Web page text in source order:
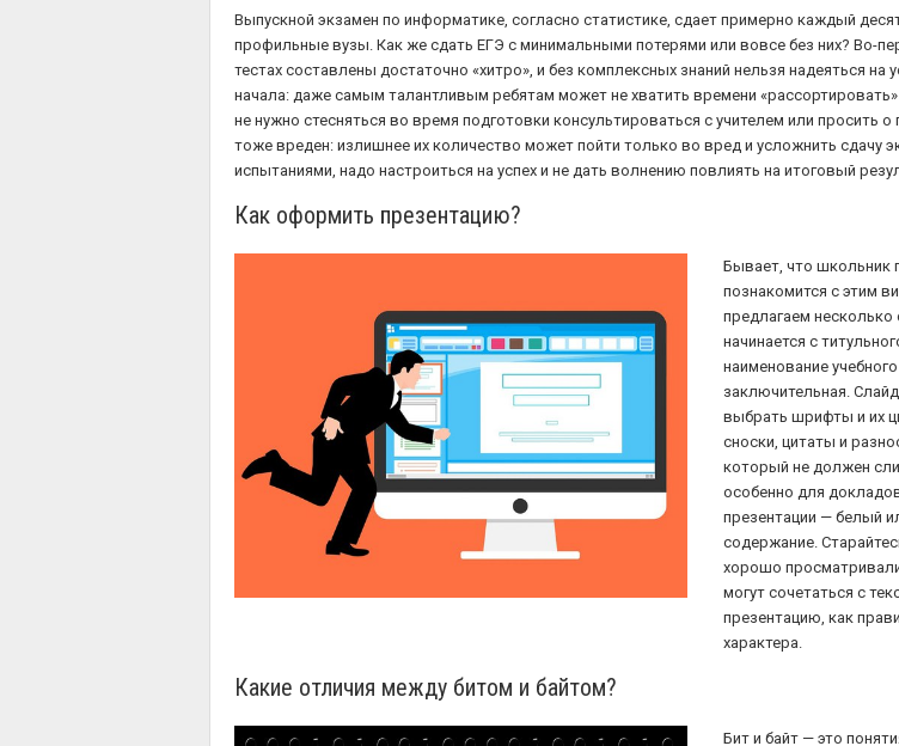
Выпускной экзамен по информатике, согласно статистике, сдает примерно каждый
профильные вузы. Как же сдать ЕГЭ с минимальными потерями или вовсе без них? Во-
тестах составлены достаточно «хитро», и без комплексных знаний нельзя надеяться на
начала: даже самым талантливым ребятам может не хватить времени
не нужно стесняться во время подготовки консультироваться с учителем или
тоже вреден: излишнее их количество может пойти только во вред и усложнить сдачу
испытаниями, надо настроиться на успех и не дать волнению повлиять на итоговый
Как оформить презентацию?
Бывает, что школьник
познакомится с этим
предлагаем несколько
начинается с
наименование
заключительная.
выбрать шрифты и их
сноски, цитаты и
который не должен
особенно для
презентации — белый
содержание.
хорошо
могут сочетаться с
презентацию, как
характера.
Какие отличия между битом и байтом?
Бит и байт — это